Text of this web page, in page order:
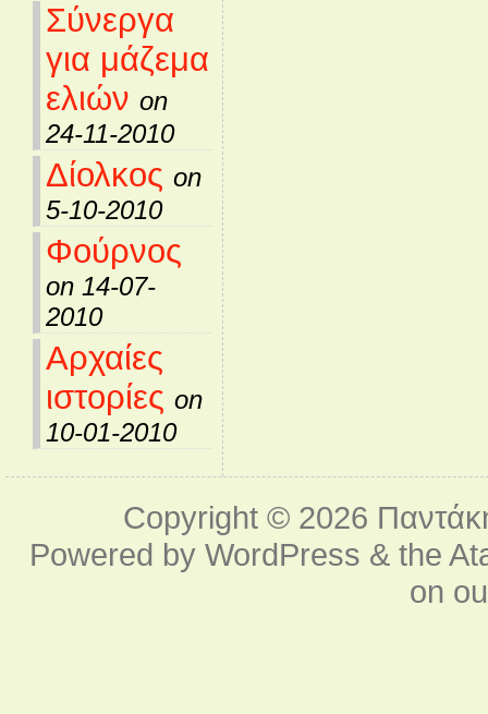
Σύνεργα
για μάζεμα
ελιών on
24-11-2010
Δίολκος on
5-10-2010
Φούρνος
on 14-07-
2010
Αρχαίες
ιστορίες on
10-01-2010
Copyright © 2026
Powered byWordPress & the
on